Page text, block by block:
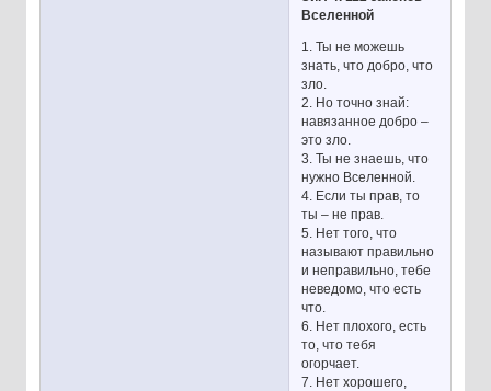
Вселенной
1. Ты не можешь
знать, что добро, что
зло.
2. Но точно знай:
навязанное добро –
это зло.
3. Ты не знаешь, что
нужно Вселенной.
4. Если ты прав, то
ты – не прав.
5. Нет того, что
называют правильно
и неправильно, тебе
неведомо, что есть
что.
6. Нет плохого, есть
то, что тебя
огорчает.
7. Нет хорошего,